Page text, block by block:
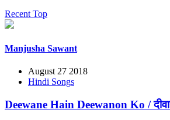
Recent Top
Manjusha Sawant
August 27 2018
Hindi Songs
Deewane Hain Deewanon Ko /